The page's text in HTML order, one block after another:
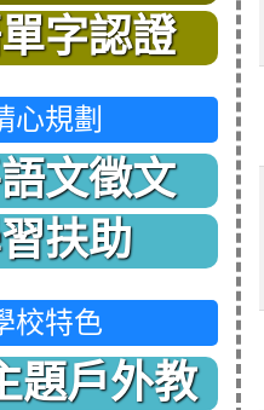
字認證
心規劃
文徵文
扶助
校特色
題戶外教